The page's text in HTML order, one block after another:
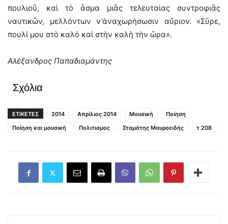
πουλιοῦ, καὶ τὸ ἆσμα μιᾶς τελευταίας συντροφιᾶς
ναυτικῶν, μελλόντων ν’ἀναχωρήσωσιν αὔριον. «Σῦρε,
πουλί μου στὸ καλὸ καὶ στὴν καλὴ τὴν ὥρα».
Αλέξανδρος Παπαδιαμάντης
Σχόλια
ΕΤΙΚΕΤΕΣ 2014 Απρίλιος 2014 Μουσική
Ποίηση
Ποίηση και μουσική
Πολιτισμος Σταμάτης Μαυροειδής τ 208